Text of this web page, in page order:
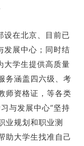
设在北京、目前已
发展中心；同时结
大学生提供高质量
务涵盖四六级、考
师资格证，等各类
与发展中心”坚持
业规划和职业测
助大学生找准自己